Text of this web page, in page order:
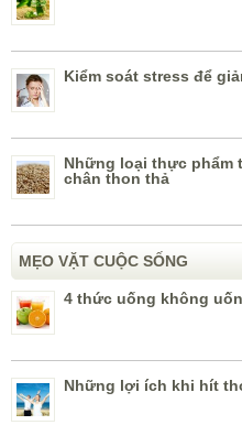
Kiểm soát stress để
Những loại thực phẩm
chân thon thả
MẸO VẶT CUỘC SỐNG
4 thức uống không
Những lợi ích khi hít